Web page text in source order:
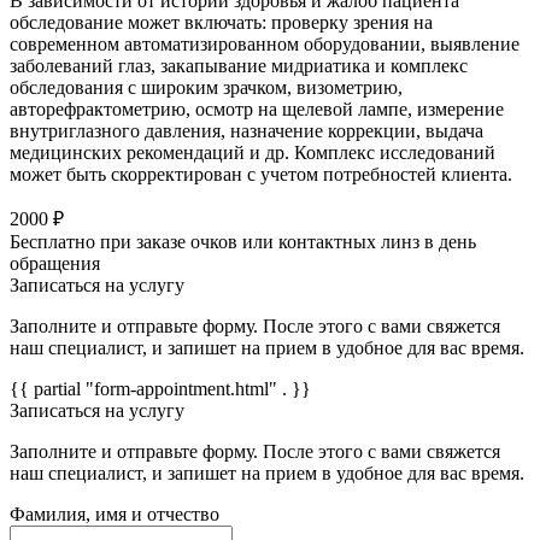
обследование может включать: проверку зрения на
современном автоматизированном оборудовании, выявление
заболеваний глаз, закапывание мидриатика и комплекс
обследования с широким зрачком, визометрию,
авторефрактометрию, осмотр на щелевой лампе, измерение
внутриглазного давления, назначение коррекции, выдача
медицинских рекомендаций и др. Комплекс исследований
может быть скорректирован с учетом потребностей клиента.
2000 ₽
Бесплатно при заказе очков или контактных линз в день
обращения
Записаться на услугу
Заполните и отправьте форму. После этого с вами свяжется
наш специалист, и запишет на прием в удобное для вас время.
{{ partial "form-appointment.html" . }}
Записаться на услугу
Заполните и отправьте форму. После этого с вами свяжется
наш специалист, и запишет на прием в удобное для вас время.
Фамилия, имя и отчество